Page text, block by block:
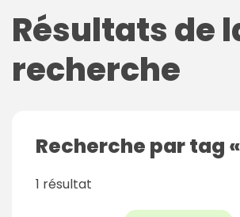
Résultats de
recherche
Recherche par tag
1 résultat